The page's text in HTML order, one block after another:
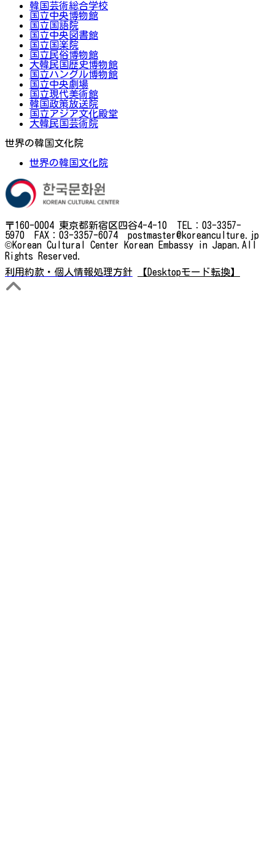
韓国芸術総合学校
国立中央博物館
国立国語院
国立中央図書館
国立国楽院
国立民俗博物館
大韓民国歴史博物館
国立ハングル博物館
国立中央劇場
国立現代美術館
韓国政策放送院
国立アジア文化殿堂
大韓民国芸術院
世界の韓国文化院
世界の韓国文化院
〒160-0004 東京都新宿区四谷4-4-10 TEL：03-3357-
5970 FAX：03-3357-6074 postmaster@koreanculture.jp
©Korean Cultural Center Korean Embassy in Japan.All
Rights Reserved.
利用約款・個人情報処理方針
【Desktopモード転換】